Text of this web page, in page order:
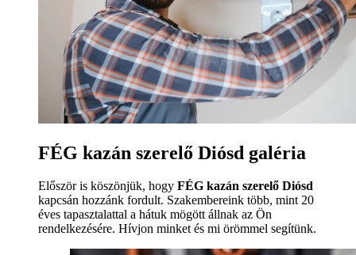
FÉG kazán szerelő Diósd galéria
Először is köszönjük, hogy FÉG kazán szerelő Diósd
kapcsán hozzánk fordult. Szakembereink több, mint 20
éves tapasztalattal a hátuk mögött állnak az Ön
rendelkezésére. Hívjon minket és mi örömmel segítünk.